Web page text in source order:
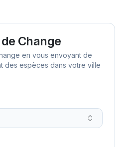
Change
en vous envoyant de
des espèces dans votre ville